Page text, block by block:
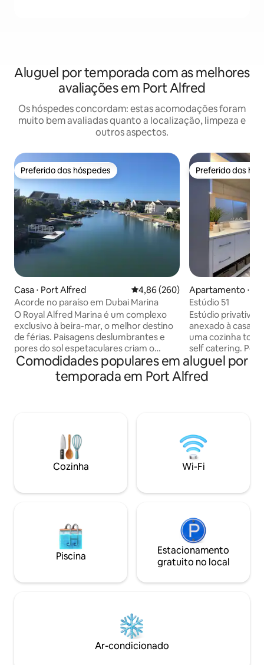
Aluguel por temporada com as melhores
avaliações em Port Alfred
Os hóspedes concordam: estas acomodações foram
muito bem avaliadas quanto a localização, limpeza e
outros aspectos.
Preferido dos hóspedes
Preferido dos hóspedes
Casa ⋅ Port Alfred 4,86 de uma avaliação média de
4,86 (260)
Acorde no paraíso em Dubai Marina
O Royal Alfred Marina é um complexo
exclusivo à beira-mar, o melhor destino
de férias. Paisagens deslumbrantes e
pores do sol espetaculares criam o
cenário perfeito para relaxar com uma
taça de vinho. Assista os barcos e
barcaças flutuarem pelo seu gramado
mais de 30 espécies de vida marinha
foram identificadas. Relaxe e aproveite a
paz e a tranquilidade deste paraíso
costeiro isolado. Uma piscina e área de
campo de ténis e campo de squash para
perto da entrada principal. A Marina é o
lugar mais seguro para estar. O acesso é
feito através de um único portal
controlado por acesso e é restrito a
patrulha de segurança 24 horas. A CASA
Preferido dos
Preferido dos
Apartamento ⋅
Estúdio 51
Estúdio privativo
anexado à casa
uma cozinha
self catering. Perfeito para viajantes de
negócios ou
conforto,
Cama de casal,
seguro fora da
trancado. Estamos a apenas 3,1 km do
Royal Port Alfred
centro da cidade
Comodidades populares em aluguel por
temporada em Port Alfred
Cozinha Wi-Fi
Piscina
Estacionamento
gratuito no local
Ar-condicionado